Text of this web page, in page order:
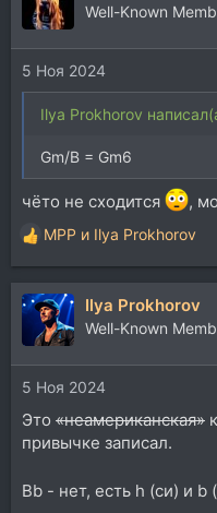
и
и
:
Well-Known
5 Ноя 2024
Ilya Prokhorov
Gm/B = Gm6
чёто не сходится ,
Р
е
а
к
ц
и
и
:
MPP и Ilya Prokhorov
Ilya Prokhorov
Well-Known
5 Ноя 2024
Это «неамериканская»
привычке записал.
Bb - нет, есть h (си) и b